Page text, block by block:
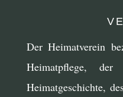
Der Heimatverein
Heimatpflege,
Heimatgeschichte,